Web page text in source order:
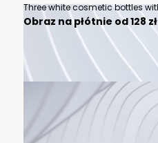
Obraz na płótnie od 128 zł